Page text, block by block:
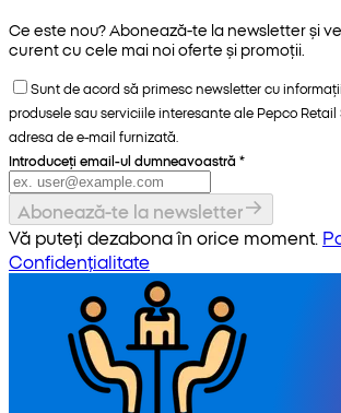
Ce este nou? Abonează-te la newsletter și
curent cu cele mai noi oferte și promoții.
Sunt de acord să primesc newsletter cu
produsele sau serviciile interesante ale Pepco Retail
adresa de e-mail furnizată.
Introduceți email-ul dumneavoastră *
Abonează-te la newsletter
Vă puteți dezabona în orice moment.
Confidențialitate